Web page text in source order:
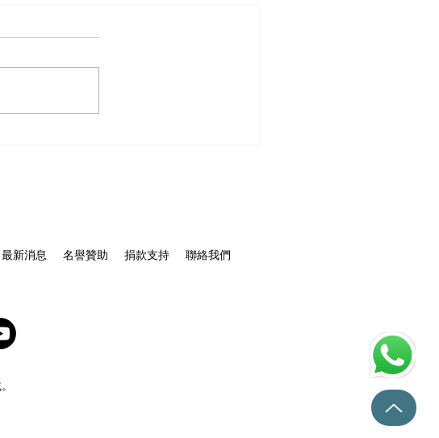
最新消息 名譽贊助 捐款支持 聯絡我們